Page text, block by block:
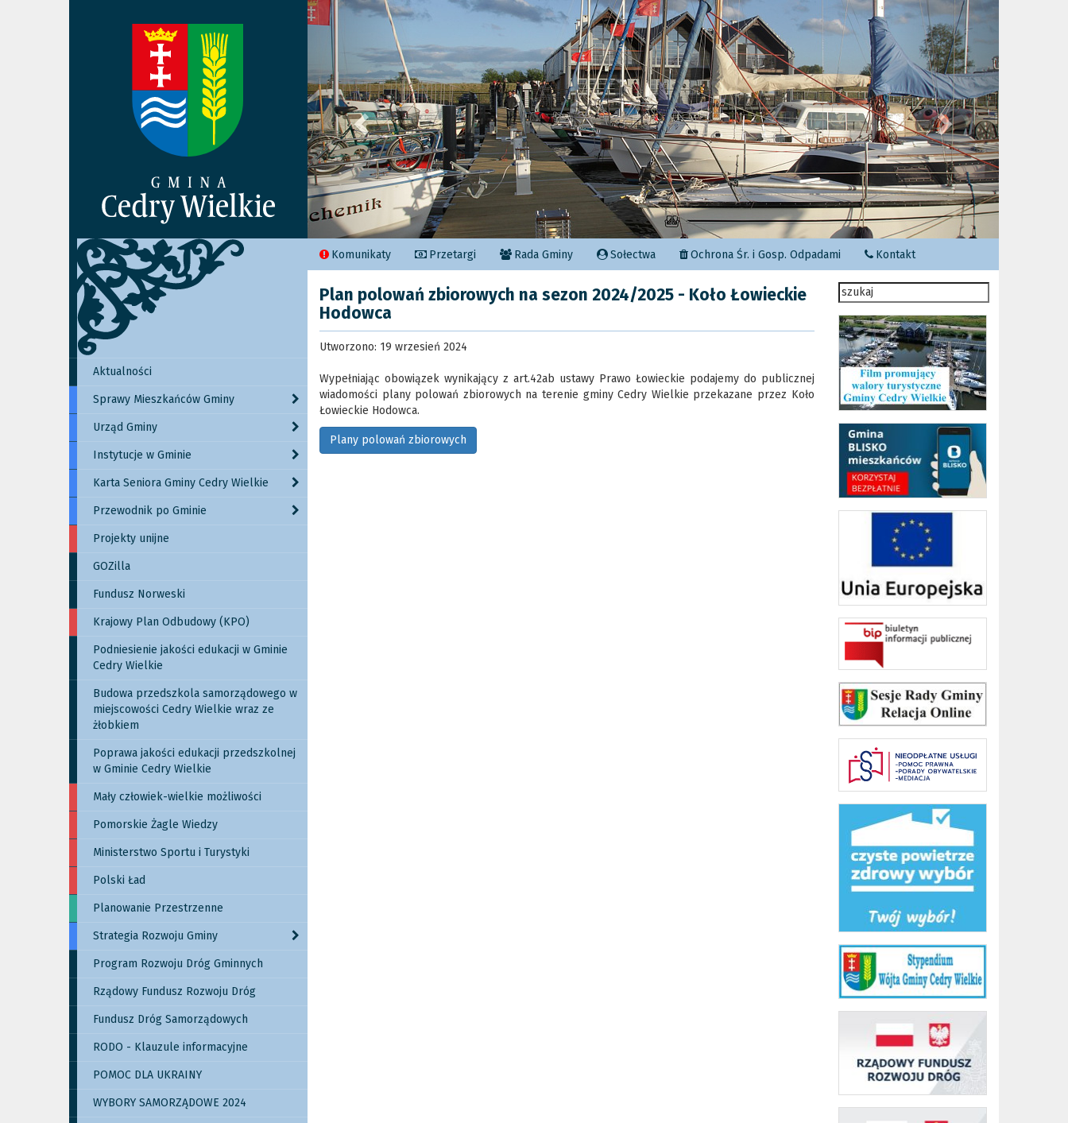
Poprzedni Następny
Aktualności
Sprawy Mieszkańców Gminy
Urząd Gminy
Instytucje w Gminie
Karta Seniora Gminy Cedry Wielkie
Przewodnik po Gminie
Projekty unijne
GOZilla
Fundusz Norweski
Krajowy Plan Odbudowy (KPO)
Podniesienie jakości edukacji w Gminie
Cedry Wielkie
Budowa przedszkola samorządowego w
miejscowości Cedry Wielkie wraz ze
żłobkiem
Poprawa jakości edukacji przedszkolnej
w Gminie Cedry Wielkie
Mały człowiek-wielkie możliwości
Pomorskie Żagle Wiedzy
Ministerstwo Sportu i Turystyki
Polski Ład
Planowanie Przestrzenne
Strategia Rozwoju Gminy
Program Rozwoju Dróg Gminnych
Rządowy Fundusz Rozwoju Dróg
Fundusz Dróg Samorządowych
RODO - Klauzule informacyjne
POMOC DLA UKRAINY
WYBORY SAMORZĄDOWE 2024
Komunikaty Przetargi Rada Gminy Sołectwa Ochrona Śr. i Gosp. Odpadami Kontakt
Plan polowań zbiorowych na sezon 2024/2025 - Koło Łowieckie
Hodowca
Utworzono: 19 wrzesień 2024
Wypełniając obowiązek wynikający z art.42ab ustawy Prawo Łowieckie podajemy do publicznej
wiadomości plany polowań zbiorowych na terenie gminy Cedry Wielkie przekazane przez Koło
Łowieckie Hodowca.
Plany polowań zbiorowych